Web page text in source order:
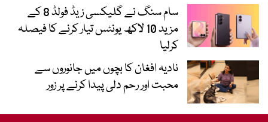
سام سنگ نے گلیکسی زیڈ فولڈ 8 کے
مزید 10 لاکھ یونٹس تیار کرنے کا فیصلہ
کرلیا
نادیہ افغان کا بچوں میں جانوروں سے
محبت اور رحم دلی پیدا کرنے پر زور